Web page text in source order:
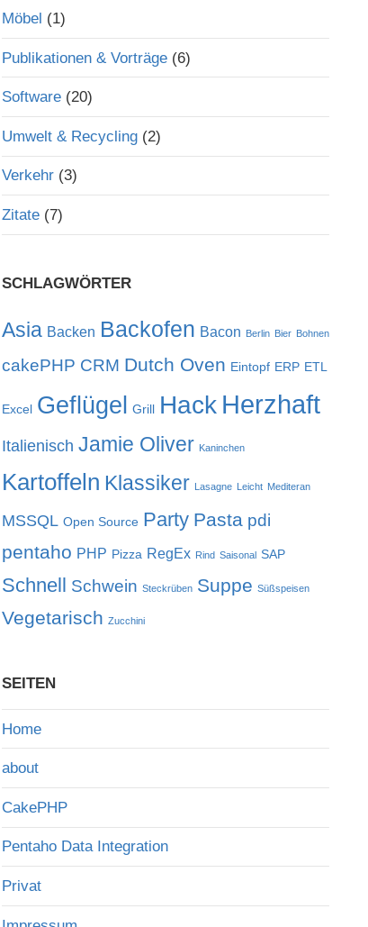
Möbel (1)
Publikationen & Vorträge(6)
Software(20)
Umwelt & Recycling(2)
Verkehr(3)
Zitate(7)
SCHLAGWÖRTER
Asia Backen Backofen Bacon Berlin Bier Bohnen
cakePHP CRM Dutch Oven Eintopf ERP ETL
Excel Geflügel Grill Hack Herzhaft
Italienisch Jamie Oliver Kaninchen
Kartoffeln Klassiker Lasagne Leicht Mediteran
MSSQL Open Source Party Pasta pdi
pentaho PHP Pizza RegEx Rind Saisonal SAP
Schnell Schwein Steckrüben Suppe Süßspeisen
Vegetarisch Zucchini
SEITEN
Home
about
CakePHP
Pentaho Data Integration
Privat